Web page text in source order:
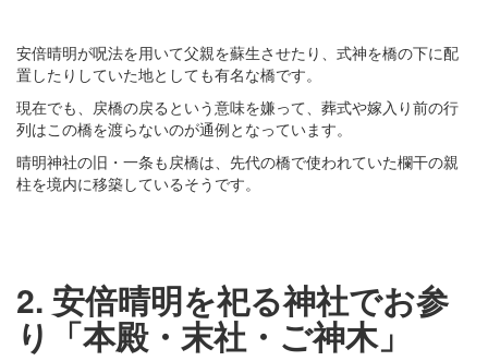
安倍晴明が呪法を用いて父親を蘇生させたり、式神を橋の下に配
置したりしていた地としても有名な橋です。
現在でも、戻橋の戻るという意味を嫌って、葬式や嫁入り前の行
列はこの橋を渡らないのが通例となっています。
晴明神社の旧・一条も戻橋は、先代の橋で使われていた欄干の親
柱を境内に移築しているそうです。
2. 安倍晴明を祀る神社でお参
り「本殿・末社・ご神木」